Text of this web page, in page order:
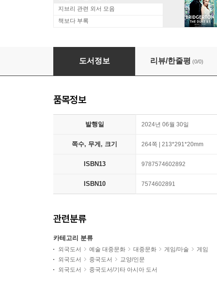
지브리 관련 외서 모음
책보다 부록
明日方舟主线动画原画设定集VOL.1
도서정보 리뷰/한줄평 (0/0)
품목정보
발행일 2024년 06월 30일
쪽수, 무게, 크기 264쪽 | 213*291*20mm
ISBN13 9787574602892
ISBN10 7574602891
관련분류
카테고리 분류
외국도서 예술 대중문화 대중문화 게임/마술
게임
외국도서
중국도서
교양/인문
외국도서
중국도서/기타 아시아 도서